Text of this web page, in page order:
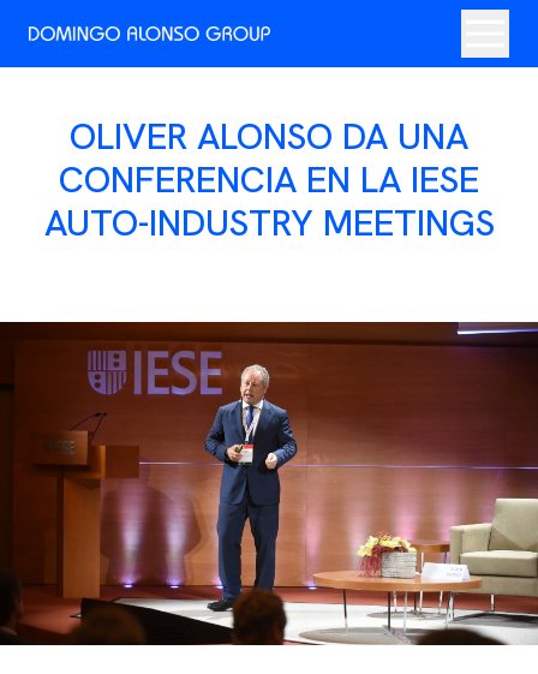
OLIVER ALONSO DA UNA
CONFERENCIA EN LA IESE
AUTO-INDUSTRY MEETINGS